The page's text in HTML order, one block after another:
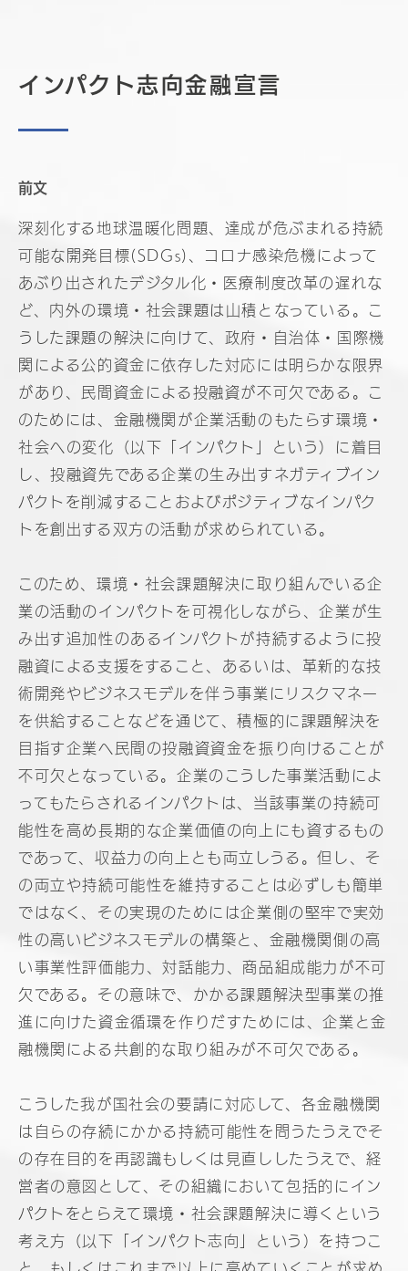
インパクト志向金融宣言
前文
深刻化する地球温暖化問題、達成が危ぶまれる持続
可能な開発目標(SDGs)、コロナ感染危機によって
あぶり出されたデジタル化・医療制度改革の遅れな
ど、内外の環境・社会課題は山積となっている。こ
うした課題の解決に向けて、政府・自治体・国際機
関による公的資金に依存した対応には明らかな限界
があり、民間資金による投融資が不可欠である。こ
のためには、金融機関が企業活動のもたらす環境・
社会への変化（以下「インパクト」という）に着目
し、投融資先である企業の生み出すネガティブイン
パクトを削減することおよびポジティブなインパク
トを創出する双方の活動が求められている。
このため、環境・社会課題解決に取り組んでいる企
業の活動のインパクトを可視化しながら、企業が生
み出す追加性のあるインパクトが持続するように投
融資による支援をすること、あるいは、革新的な技
術開発やビジネスモデルを伴う事業にリスクマネー
を供給することなどを通じて、積極的に課題解決を
目指す企業へ民間の投融資資金を振り向けることが
不可欠となっている。企業のこうした事業活動によ
ってもたらされるインパクトは、当該事業の持続可
能性を高め長期的な企業価値の向上にも資するもの
であって、収益力の向上とも両立しうる。但し、そ
の両立や持続可能性を維持することは必ずしも簡単
ではなく、その実現のためには企業側の堅牢で実効
性の高いビジネスモデルの構築と、金融機関側の高
い事業性評価能力、対話能力、商品組成能力が不可
欠である。その意味で、かかる課題解決型事業の推
進に向けた資金循環を作りだすためには、企業と金
融機関による共創的な取り組みが不可欠である。
こうした我が国社会の要請に対応して、各金融機関
は自らの存続にかかる持続可能性を問うたうえでそ
の存在目的を再認識もしくは見直ししたうえで、経
営者の意図として、その組織において包括的にイン
パクトをとらえて環境・社会課題解決に導くという
考え方（以下「インパクト志向」という）を持つこ
と、もしくはこれまで以上に高めていくことが求め